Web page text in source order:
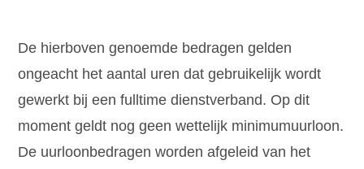
De hierboven genoemde bedragen gelden
ongeacht het aantal uren dat gebruikelijk wordt
gewerkt bij een fulltime dienstverband. Op dit
moment geldt nog geen wettelijk minimumuurloon.
De uurloonbedragen worden afgeleid van het